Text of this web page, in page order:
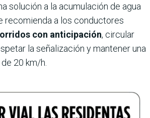
solución a la acumulación de agua
recomienda a los conductores
con anticipación, circular
la señalización y mantener una
20 km/h.